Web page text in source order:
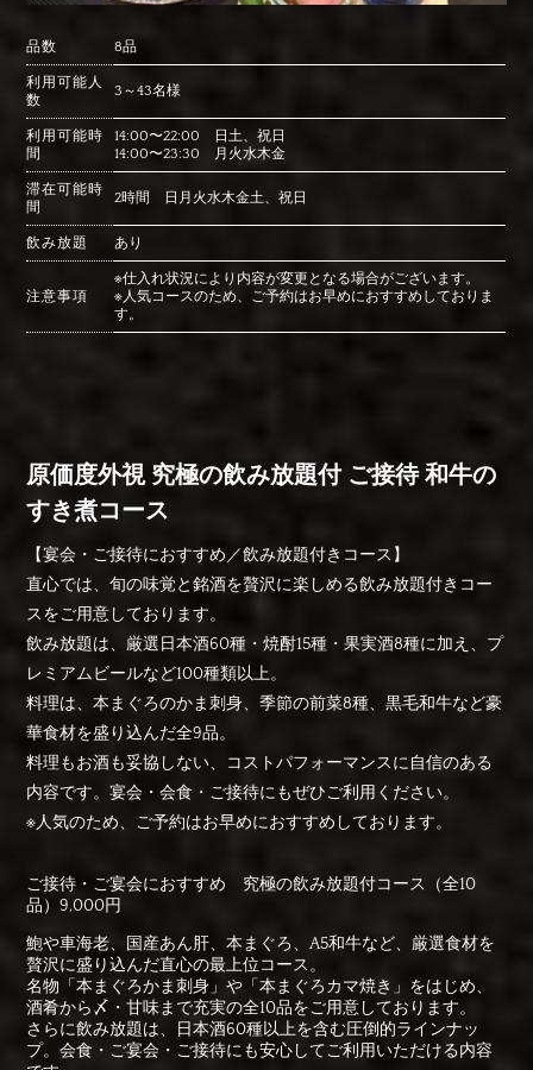
品数 8品
利用可能人
数
3～43名様
利用可能時
間
14:00〜22:00 日土、祝日
14:00〜23:30 月火水木金
滞在可能時
間
2時間 日月火水木金土、祝日
飲み放題 あり
注意事項
※仕入れ状況により内容が変更となる場合がございます。
※人気コースのため、ご予約はお早めにおすすめしておりま
す。
原価度外視 究極の飲み放題付 ご接待 和牛の
すき煮コース
【宴会・ご接待におすすめ／飲み放題付きコース】
直心では、旬の味覚と銘酒を贅沢に楽しめる飲み放題付きコー
スをご用意しております。
飲み放題は、厳選日本酒60種・焼酎15種・果実酒8種に加え、プ
レミアムビールなど100種類以上。
料理は、本まぐろのかま刺身、季節の前菜8種、黒毛和牛など豪
華食材を盛り込んだ全9品。
料理もお酒も妥協しない、コストパフォーマンスに自信のある
内容です。宴会・会食・ご接待にもぜひご利用ください。
※人気のため、ご予約はお早めにおすすめしております。
ご接待・ご宴会におすすめ 究極の飲み放題付コース（全10
品）9,000円
鮑や車海老、国産あん肝、本まぐろ、A5和牛など、厳選食材を
贅沢に盛り込んだ直心の最上位コース。
名物「本まぐろかま刺身」や「本まぐろカマ焼き」をはじめ、
酒肴から〆・甘味まで充実の全10品をご用意しております。
さらに飲み放題は、日本酒60種以上を含む圧倒的ラインナッ
プ。会食・ご宴会・ご接待にも安心してご利用いただける内容